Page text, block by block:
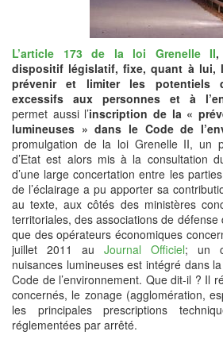
L’article 173 de la loi Grenelle II
dispositif législatif, fixe, quant à lui,
prévenir et limiter les potentiels
excessifs aux personnes et à
permet aussi l’inscription de la «
lumineuses » dans le Code de
promulgation de la loi Grenelle II, un
d’Etat est alors mis à la consultation
d’une large concertation entre les
de l’éclairage a pu apporter sa
au texte, aux côtés des ministères
territoriales, des associations de défense
que des opérateurs économiques
juillet 2011 au Journal Officiel; un
nuisances lumineuses est intégré dans
Code de l’environnement. Que dit-il ? Il
concernés, le zonage (agglomération,
les principales prescriptions
réglementées par arrêté.